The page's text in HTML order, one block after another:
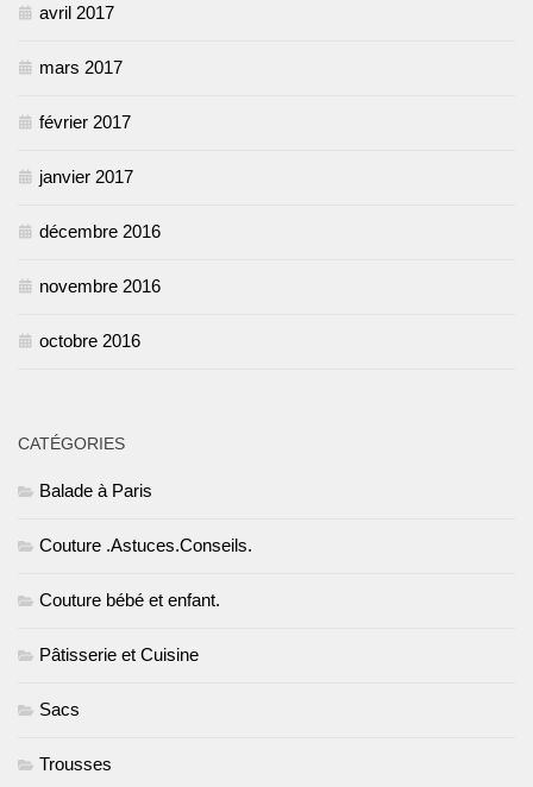
avril 2017
mars 2017
février 2017
janvier 2017
décembre 2016
novembre 2016
octobre 2016
CATÉGORIES
Balade à Paris
Couture .Astuces.Conseils.
Couture bébé et enfant.
Pâtisserie et Cuisine
Sacs
Trousses